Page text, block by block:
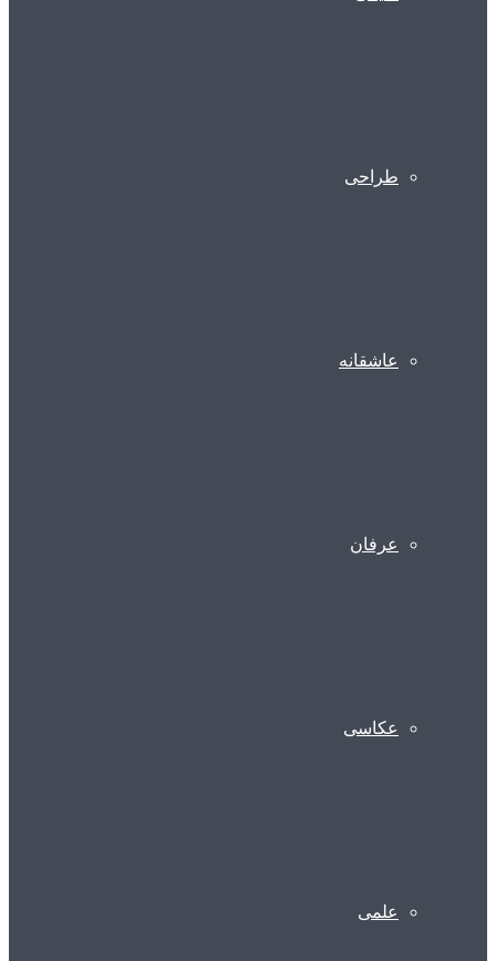
طراحی
عاشقانه
عرفان
عکاسی
علمی